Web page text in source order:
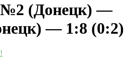
(Донецк) —
— 1:8 (0:2)